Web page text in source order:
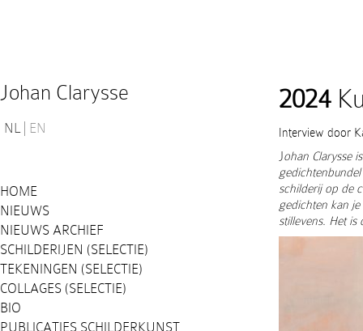
Johan Clarysse
NL EN
HOME
NIEUWS
NIEUWS ARCHIEF
SCHILDERIJEN (SELECTIE)
TEKENINGEN (SELECTIE)
COLLAGES (SELECTIE)
BIO
PUBLICATIES SCHILDERKUNST
2024
Interview door
Johan Clarysse
schilderij op de
gedichten kan je
stillevens. Het is